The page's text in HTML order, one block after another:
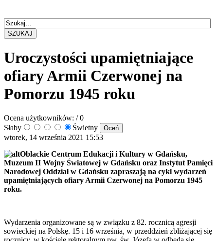
SZUKAJ
Uroczystości upamiętniające
ofiary Armii Czerwonej na
Pomorzu 1945 roku
Ocena użytkowników: / 0
Słaby
Świetny
wtorek, 14 września 2021 15:53
Oblackie Centrum Edukacji i Kultury w Gdańsku,
Muzeum II Wojny Światowej w Gdańsku oraz Instytut Pamięci
Narodowej Oddział w Gdańsku zapraszają na cykl wydarzeń
upamiętniających ofiary Armii Czerwonej na Pomorzu 1945
roku.
Wydarzenia organizowane są w związku z 82. rocznicą agresji
sowieckiej na Polskę. 15 i 16 września, w przeddzień zbliżającej się